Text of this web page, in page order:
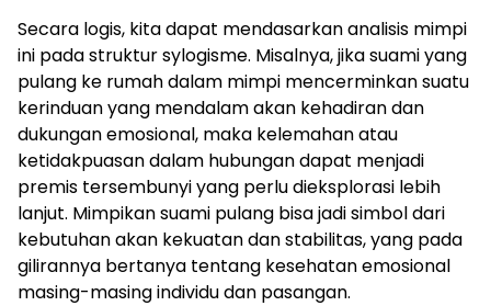
Secara logis, kita dapat mendasarkan analisis mimpi
ini pada struktur sylogisme. Misalnya, jika suami yang
pulang ke rumah dalam mimpi mencerminkan suatu
kerinduan yang mendalam akan kehadiran dan
dukungan emosional, maka kelemahan atau
ketidakpuasan dalam hubungan dapat menjadi
premis tersembunyi yang perlu dieksplorasi lebih
lanjut. Mimpikan suami pulang bisa jadi simbol dari
kebutuhan akan kekuatan dan stabilitas, yang pada
gilirannya bertanya tentang kesehatan emosional
masing-masing individu dan pasangan.